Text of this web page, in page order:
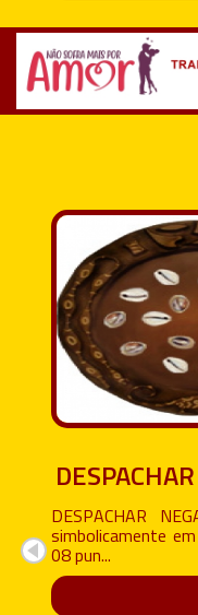
DESPACHAR
simbolicamente
08 pun...